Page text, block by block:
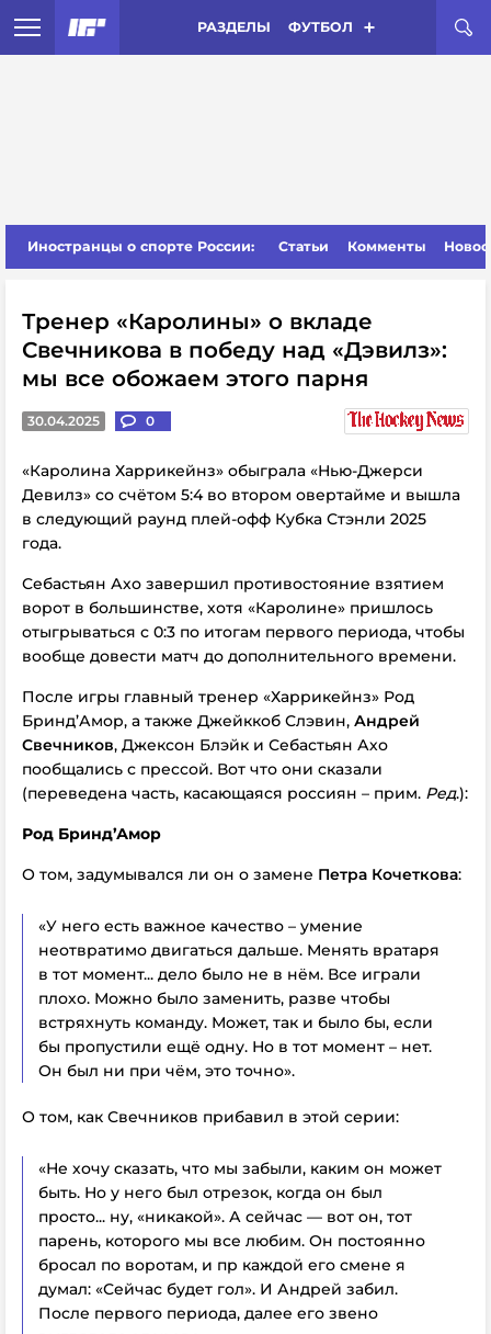
РАЗДЕЛЫ ФУТБОЛ
Иностранцы о спорте России: Статьи Комменты
Тренер «Каролины» о вкладе
Свечникова в победу над «Дэвилз»:
мы все обожаем этого парня
30.04.2025 0
«Каролина Харрикейнз» обыграла «Нью-Джерси
Девилз» со счётом 5:4 во втором овертайме и вышла
в следующий раунд плей-офф Кубка Стэнли 2025
года.
Себастьян Ахо завершил противостояние взятием
ворот в большинстве, хотя «Каролине» пришлось
отыгрываться с 0:3 по итогам первого периода, чтобы
вообще довести матч до дополнительного времени.
После игры главный тренер «Харрикейнз» Род
Бринд’Амор, а также Джейккоб Слэвин, Андрей
Свечников, Джексон Блэйк и Себастьян Ахо
пообщались с прессой. Вот что они сказали
(переведена часть, касающаяся россиян – прим. Ред.):
Род Бринд’Амор
О том, задумывался ли он о замене Петра Кочеткова:
«У него есть важное качество – умение
неотвратимо двигаться дальше. Менять вратаря
в тот момент... дело было не в нём. Все играли
плохо. Можно было заменить, разве чтобы
встряхнуть команду. Может, так и было бы, если
бы пропустили ещё одну. Но в тот момент – нет.
Он был ни при чём, это точно».
О том, как Свечников прибавил в этой серии:
«Не хочу сказать, что мы забыли, каким он может
быть. Но у него был отрезок, когда он был
просто... ну, «никакой». А сейчас — вот он, тот
парень, которого мы все любим. Он постоянно
бросал по воротам, и пр каждой его смене я
думал: «Сейчас будет гол». И Андрей забил.
После первого периода, далее его звено